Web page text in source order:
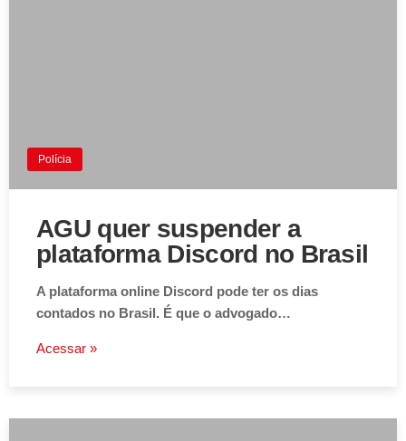
Polícia
AGU quer suspender a
plataforma Discord no Brasil
A plataforma online Discord pode ter os dias
contados no Brasil. É que o advogado…
Acessar »